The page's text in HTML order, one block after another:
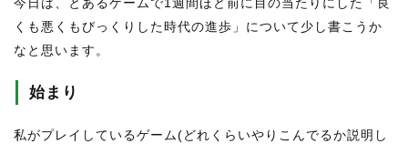
プライバシーポリシー
くも悪くもびっくりした時代の進歩」について少し書こうか
なと思います。
始まり
私がプレイしているゲーム(どれくらいやりこんでるか説明し